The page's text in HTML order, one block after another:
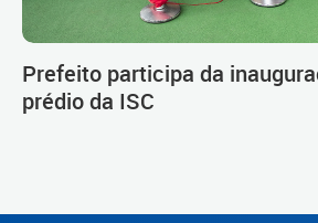
Prefeito participa da
prédio da ISC